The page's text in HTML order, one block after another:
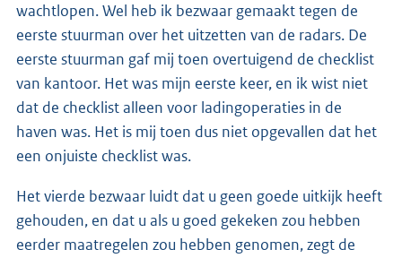
wachtlopen. Wel heb ik bezwaar gemaakt tegen de
eerste stuurman over het uitzetten van de radars. De
eerste stuurman gaf mij toen overtuigend de checklist
van kantoor. Het was mijn eerste keer, en ik wist niet
dat de checklist alleen voor ladingoperaties in de
haven was. Het is mij toen dus niet opgevallen dat het
een onjuiste checklist was.
Het vierde bezwaar luidt dat u geen goede uitkijk heeft
gehouden, en dat u als u goed gekeken zou hebben
eerder maatregelen zou hebben genomen, zegt de